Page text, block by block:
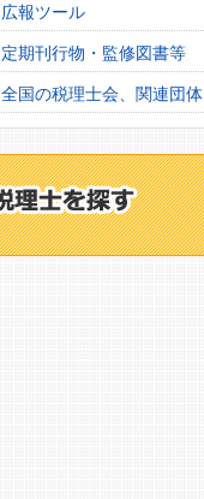
広報ツール
定期刊行物・監修図書等
全国の税理士会、関連団体